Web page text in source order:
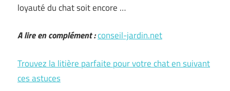
loyauté du chat soit encore …
A lire en complément :conseil-jardin.net
Trouvez la litière parfaite pour votre chat en suivant
ces astuces